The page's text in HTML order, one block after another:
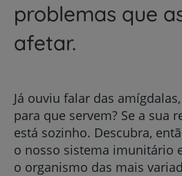
problemas que
afetar.
Já ouviu falar das
para que servem? Se a sua
está sozinho. Descubra,
o nosso sistema imunitário
o organismo das mais